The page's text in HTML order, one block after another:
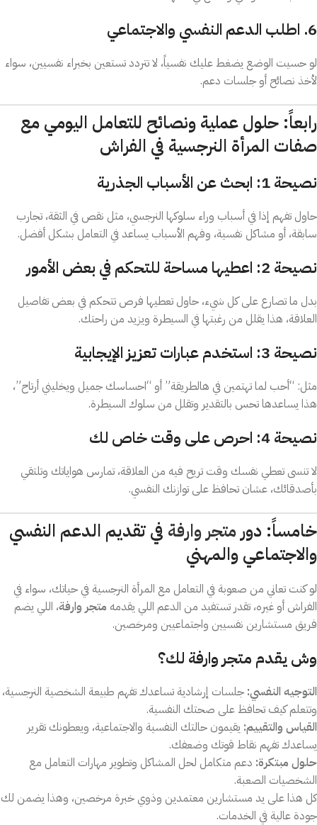
6. اطلب الدعم النفسي والاجتماعي
لو حسيت الوضع يضغط عليك نفسياً، لا تتردد تستعين بخبراء نفسيين، سواء
لأخذ نصائح أو جلسات دعم.
رابعاً: حلول عملية ونصائح للتعامل اليومي مع
صفات المرأة النرجسية في الفراش
نصيحة 1: ابحث عن الأسباب الجذرية
حاول تفهم إذا في أسباب وراء سلوكها النرجسي، مثل نقص في الثقة، تجارب
سابقة، أو مشاكل نفسية، وفهم الأسباب يساعد في التعامل بشكل أفضل.
نصيحة 2: اعطيها مساحة للتحكم في بعض الأمور
بدل ما تصارع على كل شيء، حاول تعطيها فرص تتحكم في بعض تفاصيل
العلاقة، هذا يقلل من رغبتها في السيطرة ويزيد من راحتك.
نصيحة 3: استخدم عبارات تعزيز الإيجابية
مثل: “أحب لما تهتمين في هالطريقة” أو “احساسك جميل ويخليني أرتاح”،
هذا يساعدها تحس بالتقدير وتقلل من سلوك السيطرة.
نصيحة 4: احرص على وقت خاص لك
لا تنسى تعطي نفسك وقت تريح فيه من العلاقة، تمارس هواياتك وتلتقي
بأصدقائك، عشان تحافظ على توازنك النفسي.
خامساً: دور متجر وارفة في تقديم الدعم النفسي
والاجتماعي والمهني
لو كنت تعاني من صعوبة في التعامل مع المرأة النرجسية في حياتك، سواء في
الفراش أو غيره، تقدر تستفيد من الدعم اللي يقدمه متجر وارفة، اللي يضم
فريق مستشارين نفسيين واجتماعيين ومرخصين.
وش يقدم متجر وارفة لك؟
التوجيه النفسي: جلسات إرشادية تساعدك تفهم طبيعة الشخصية النرجسية،
وتتعلم كيف تحافظ على صحتك النفسية.
القياس والتقييم: يقيمون حالتك النفسية والاجتماعية، ويعطونك تقرير
يساعدك تفهم نقاط قوتك وضعفك.
حلول مبتكرة: دعم متكامل لحل المشاكل وتطوير مهارات التعامل مع
الشخصيات الصعبة.
كل هذا على يد مستشارين معتمدين وذوي خبرة مرخصين، وهذا يضمن لك
جودة عالية في الخدمات.